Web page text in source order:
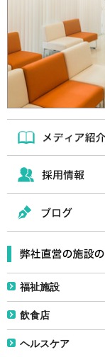
福祉施設
飲食店
ヘルスケア